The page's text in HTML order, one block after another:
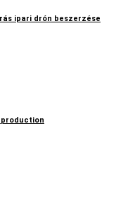
ipari drón beszerzése
production